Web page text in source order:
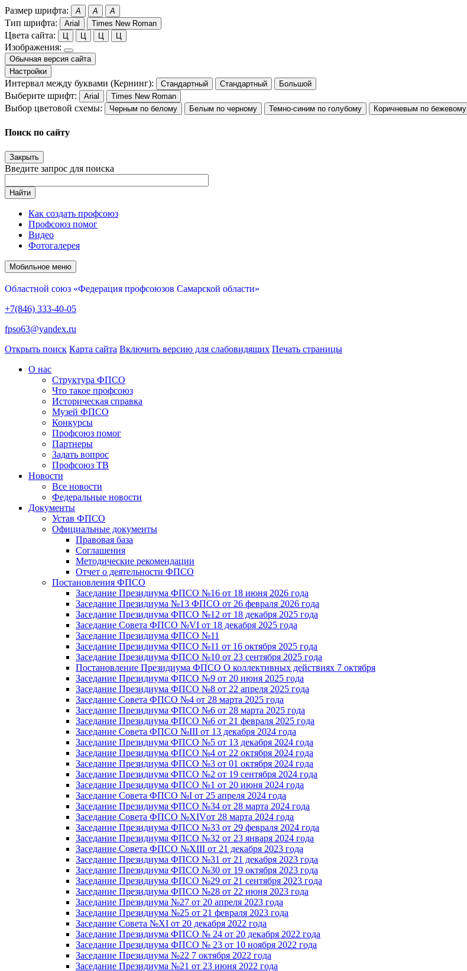
Размер шрифта: A A A
Тип шрифта: Arial Times New Roman
Цвета сайта: Ц Ц Ц Ц
Изображения:
Обычная версия сайта
Настройки
Интервал между буквами (Кернинг): Стандартный Стандартный Большой
Выберите шрифт: Arial Times New Roman
Выбор цветовой схемы: Черным по белому Белым по черному Темно-синим по голубому Коричневым по бежевому
Поиск по сайту
Закрыть
Введите запрос для поиска
Найти
Как создать профсоюз
Профсоюз помог
Видео
Фотогалерея
Мобильное меню
Областной союз «Федерация профсоюзов Самарской области»
+7(846) 333-40-05
fpso63@yandex.ru
Открыть поиск Карта сайта Включить версию для слабовидящих Печать страницы
О нас
Структура ФПСО
Что такое профсоюз
Историческая справка
Музей ФПСО
Конкурсы
Профсоюз помог
Партнеры
Задать вопрос
Профсоюз ТВ
Новости
Все новости
Федеральные новости
Документы
Устав ФПСО
Официальные документы
Правовая база
Соглашения
Методические рекомендации
Отчет о деятельности ФПСО
Постановления ФПСО
Заседание Президиума ФПСО №16 от 18 июня 2026 года
Заседание Президиума №13 ФПСО от 26 февраля 2026 года
Заседание Президиума ФПСО №12 от 18 декабря 2025 года
Заседание Совета ФПСО №VI от 18 декабря 2025 года
Заседание Президиума ФПСО №11
Заседание Президиума ФПСО №11 от 16 октября 2025 года
Заседание Президиума ФПСО №10 от 23 сентября 2025 года
Постановление Президиума ФПСО О коллективных действиях 7 октября
Заседание Президиума ФПСО №9 от 20 июня 2025 года
Заседание Президиума ФПСО №8 от 22 апреля 2025 года
Заседание Совета ФПСО №4 от 28 марта 2025 года
Заседание Президиума ФПСО №6 от 28 марта 2025 года
Заседание Президиума ФПСО №6 от 21 февраля 2025 года
Заседание Совета ФПСО №III от 13 декабря 2024 года
Заседание Президиума ФПСО №5 от 13 декабря 2024 года
Заседание Президиума ФПСО №4 от 22 октября 2024 года
Заседание Президиума ФПСО №3 от 01 октября 2024 года
Заседание Президиума ФПСО №2 от 19 сентября 2024 года
Заседание Президиума ФПСО №1 от 20 июня 2024 года
Заседание Совета ФПСО №I от 25 апреля 2024 года
Заседание Президиума ФПСО №34 от 28 марта 2024 года
Заседание Совета ФПСО №XIVот 28 марта 2024 года
Заседание Президиума ФПСО №33 от 29 февраля 2024 года
Заседание Президиума ФПСО №32 от 23 января 2024 года
Заседание Совета ФПСО №XIII от 21 декабря 2023 года
Заседание Президиума ФПСО №31 от 21 декабря 2023 года
Заседание Президиума ФПСО №30 от 19 октября 2023 года
Заседание Президиума ФПСО №29 от 21 сентября 2023 года
Заседание Президиума ФПСО №28 от 22 июня 2023 года
Заседание Президиума №27 от 20 апреля 2023 года
Заседание Президиума №25 от 21 февраля 2023 года
Заседание Совета №XI от 20 декабря 2022 года
Заседание Президиума ФПСО № 24 от 20 декабря 2022 года
Заседание Президиума ФПСО № 23 от 10 ноября 2022 года
Заседание Президиума №22 7 октября 2022 года
Заседание Президиума №21 от 23 июня 2022 года